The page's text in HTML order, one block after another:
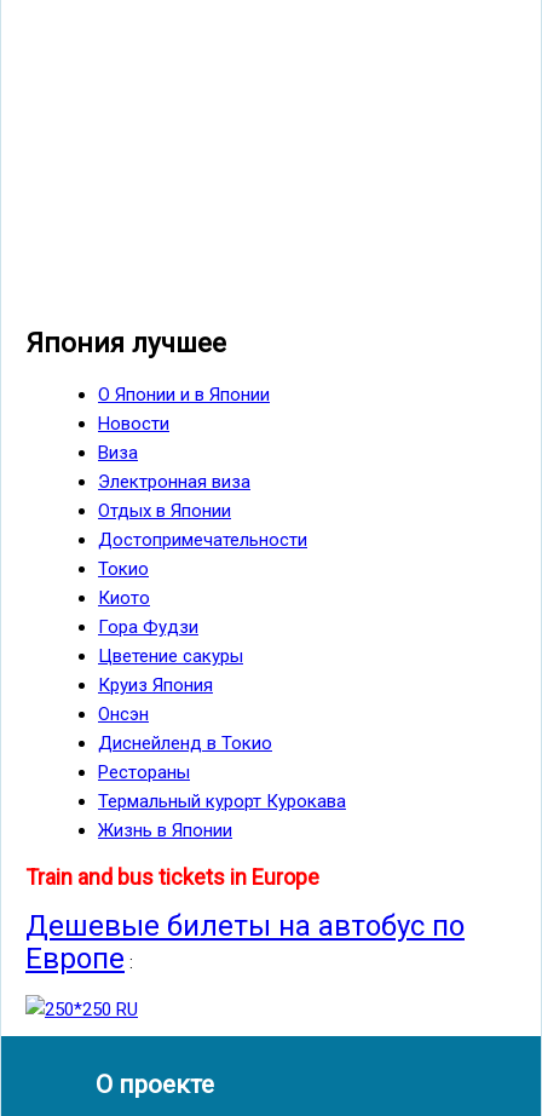
Япония лучшее
О Японии и в Японии
Новости
Виза
Электронная виза
Отдых в Японии
Достопримечательности
Токио
Киото
Гора Фудзи
Цветение сакуры
Круиз Япония
Онсэн
Диснейленд в Токио
Рестораны
Термальный курорт Курокава
Жизнь в Японии
Train and bus tickets in Europe
Дешевые билеты на автобус по
Европе :
О проекте